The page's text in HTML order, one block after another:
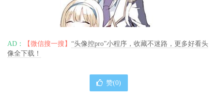
AD： 【微信搜一搜】 “头像控pro”小程序，收藏不迷路，更多好看头
像全下载！
赞(0)